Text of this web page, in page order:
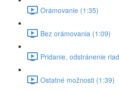
Orámovanie (1:35)
Bez orámovania (1:09)
Pridanie, odstránenie
Ostatné možnosti (1:39)